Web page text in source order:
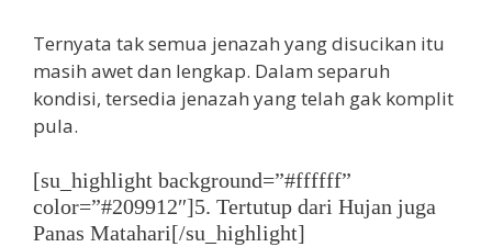
Ternyata tak semua jenazah yang disucikan itu
masih awet dan lengkap. Dalam separuh
kondisi, tersedia jenazah yang telah gak komplit
pula.
[su_highlight background=”#ffffff”
color=”#209912″]5. Tertutup dari Hujan juga
Panas Matahari[/su_highlight]